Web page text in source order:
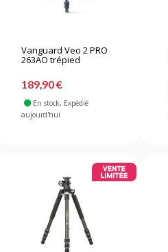
Vanguard Veo 2 PRO
263AO trépied
189,90 €
En stock, Expédié
aujourd'hui